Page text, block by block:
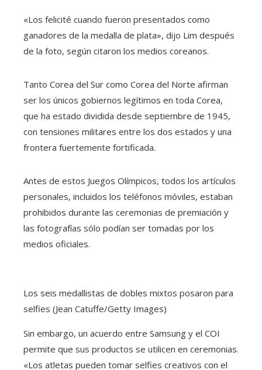
«Los felicité cuando fueron presentados como
ganadores de la medalla de plata», dijo Lim después
de la foto, según citaron los medios coreanos.
Tanto Corea del Sur como Corea del Norte afirman
ser los únicos gobiernos legítimos en toda Corea,
que ha estado dividida desde septiembre de 1945,
con tensiones militares entre los dos estados y una
frontera fuertemente fortificada.
Antes de estos Juegos Olímpicos, todos los artículos
personales, incluidos los teléfonos móviles, estaban
prohibidos durante las ceremonias de premiación y
las fotografías sólo podían ser tomadas por los
medios oficiales.
Los seis medallistas de dobles mixtos posaron para
selfies (Jean Catuffe/Getty Images)
Sin embargo, un acuerdo entre Samsung y el COI
permite que sus productos se utilicen en ceremonias.
«Los atletas pueden tomar selfies creativos con el